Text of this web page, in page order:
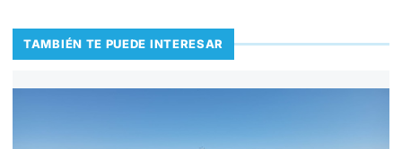
TAMBIÉN TE PUEDE INTERESAR